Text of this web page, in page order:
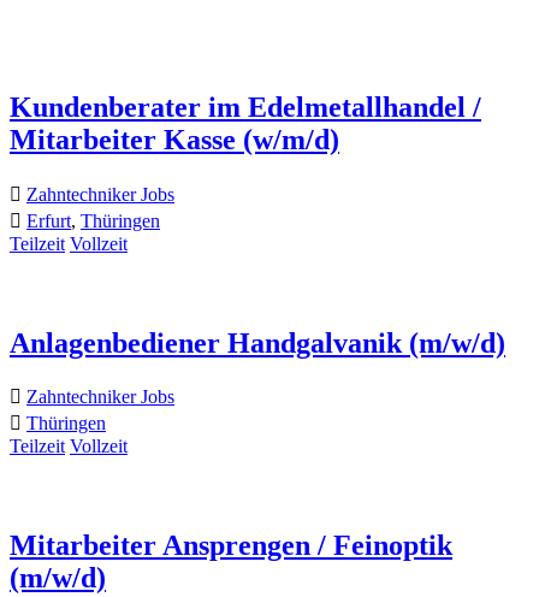
Kundenberater im Edelmetallhandel /
Mitarbeiter Kasse (w/m/d)
Zahntechniker Jobs
Erfurt, Thüringen
Teilzeit Vollzeit
Anlagenbediener Handgalvanik (m/w/d)
Zahntechniker Jobs
Thüringen
Teilzeit Vollzeit
Mitarbeiter Ansprengen / Feinoptik
(m/w/d)